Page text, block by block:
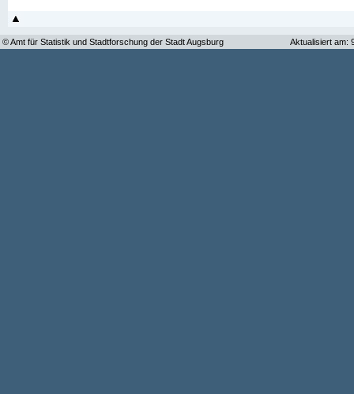
© Amt für Statistik und Stadtforschung der Stadt Augsburg Aktualisiert am: